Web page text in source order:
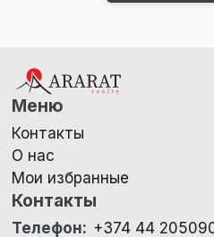
Меню
Контакты
О нас
Мои избранные
Контакты
Телефон: +374 44